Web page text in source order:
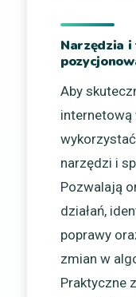
Narzędzia
Aby
internetową
narzędzi i
Pozwalają
działań,
poprawy
zmian w
Praktyczne